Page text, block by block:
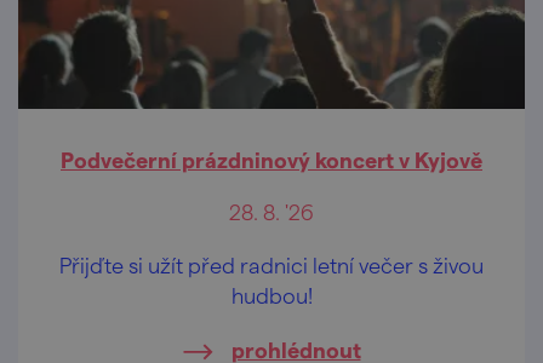
Podvečerní prázdninový koncert v Kyjově
28. 8. '26
Přijďte si užít před radnici letní večer s živou
hudbou!
prohlédnout